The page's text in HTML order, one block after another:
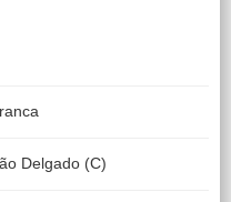
Delgado (C)